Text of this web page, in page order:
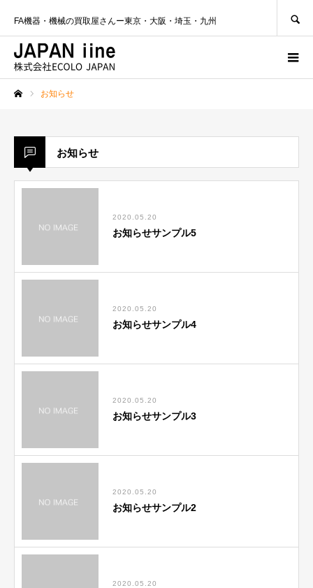
FA機器・機械の買取屋さんー東京・大阪・埼玉・九州
お知らせ
お知らせ
2020.05.20
お知らせサンプル5
2020.05.20
お知らせサンプル4
2020.05.20
お知らせサンプル3
2020.05.20
お知らせサンプル2
2020.05.20